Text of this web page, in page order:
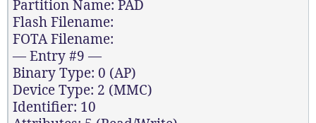
Partition Name: PAD
Flash Filename:
FOTA Filename:
— Entry #9 —
Binary Type: 0 (AP)
Device Type: 2 (MMC)
Identifier: 10